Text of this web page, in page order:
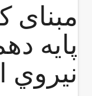
مبنای
پایه